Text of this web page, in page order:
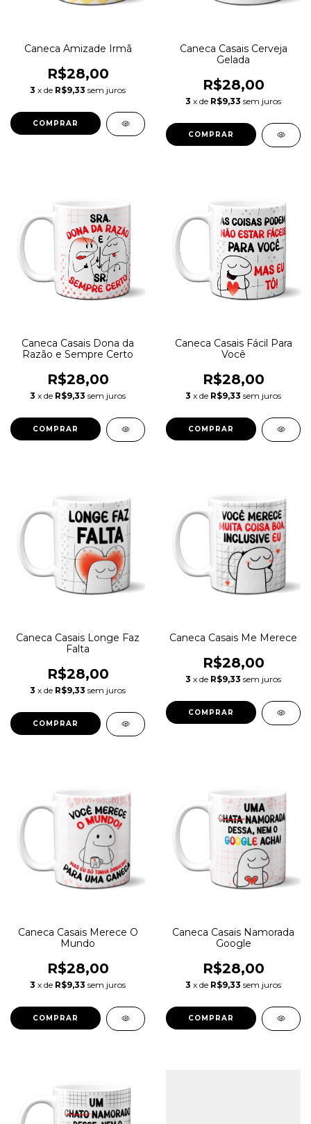
Caneca Amizade Irmã
R$28,00
3 x de R$9,33 sem juros
Caneca Casais Cerveja
Gelada
R$28,00
3 x de R$9,33 sem juros
Caneca Casais Dona da
Razão e Sempre Certo
R$28,00
3 x de R$9,33 sem juros
Caneca Casais Fácil Para
Você
R$28,00
3 x de R$9,33 sem juros
Caneca Casais Longe Faz
Falta
R$28,00
3 x de R$9,33 sem juros
Caneca Casais Me Merece
R$28,00
3 x de R$9,33 sem juros
Caneca Casais Merece O
Mundo
R$28,00
3 x de R$9,33 sem juros
Caneca Casais Namorada
Google
R$28,00
3 x de R$9,33 sem juros